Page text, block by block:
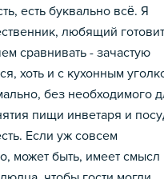
есть буквально всё. Я
любящий
сравнивать - зачастую
хоть и с кухонным
без необходимого
пищи инветаря и
Если уж совсем
может быть, имеет смысл